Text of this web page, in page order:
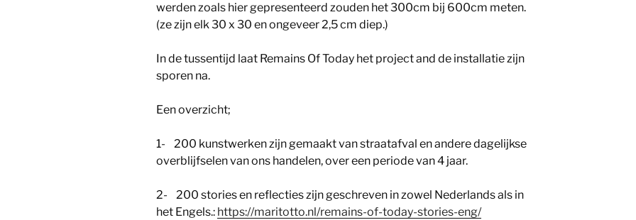
werden zoals hier gepresenteerd zouden het 300cm bij 600cm meten.
(ze zijn elk 30 x 30 en ongeveer 2,5 cm diep.)
In de tussentijd laat Remains Of Today het project and de installatie zijn
sporen na.
Een overzicht;
1- 200 kunstwerken zijn gemaakt van straatafval en andere dagelijkse
overblijfselen van ons handelen, over een periode van 4 jaar.
2- 200 stories en reflecties zijn geschreven in zowel Nederlands als in
het Engels.: https://maritotto.nl/remains-of-today-stories-eng/